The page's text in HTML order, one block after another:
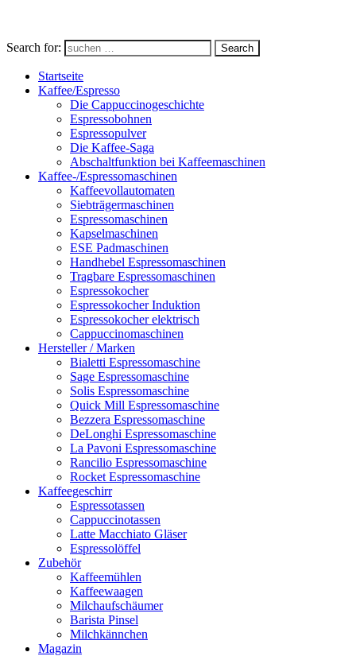
Search for: Search
Startseite
Kaffee/Espresso
Die Cappuccinogeschichte
Espressobohnen
Espressopulver
Die Kaffee-Saga
Abschaltfunktion bei Kaffeemaschinen
Kaffee-/Espressomaschinen
Kaffeevollautomaten
Siebträgermaschinen
Espressomaschinen
Kapselmaschinen
ESE Padmaschinen
Handhebel Espressomaschinen
Tragbare Espressomaschinen
Espressokocher
Espressokocher Induktion
Espressokocher elektrisch
Cappuccinomaschinen
Hersteller / Marken
Bialetti Espressomaschine
Sage Espressomaschine
Solis Espressomaschine
Quick Mill Espressomaschine
Bezzera Espressomaschine
DeLonghi Espressomaschine
La Pavoni Espressomaschine
Rancilio Espressomaschine
Rocket Espressomaschine
Kaffeegeschirr
Espressotassen
Cappuccinotassen
Latte Macchiato Gläser
Espressolöffel
Zubehör
Kaffeemühlen
Kaffeewaagen
Milchaufschäumer
Barista Pinsel
Milchkännchen
Magazin